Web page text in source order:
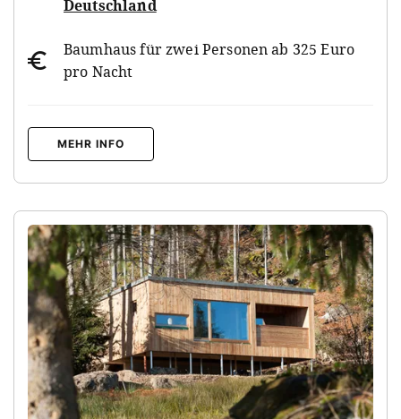
Deutschland
Baumhaus für zwei Personen ab 325 Euro
pro Nacht
MEHR INFO